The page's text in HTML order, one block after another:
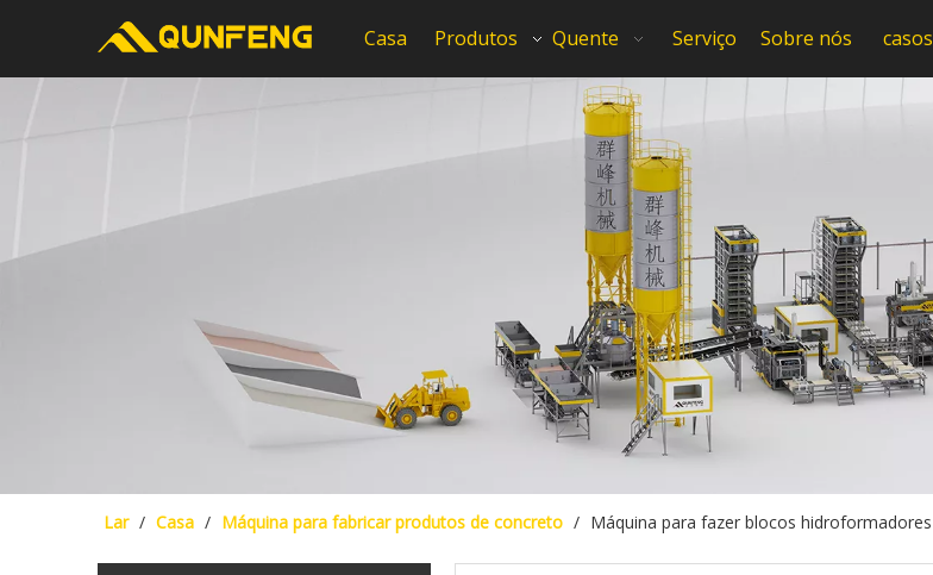
Casa Produtos Quente Serviço Sobre nós casos
Lar / Casa / Máquina para fabricar produtos de concreto / Máquina para fazer blocos hidroformadores